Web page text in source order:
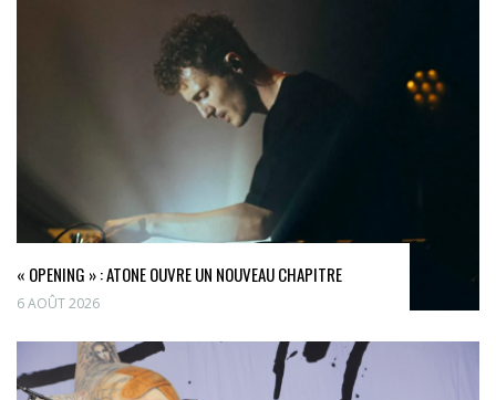
« OPENING » : ATONE OUVRE UN NOUVEAU CHAPITRE
6 AOÛT 2026